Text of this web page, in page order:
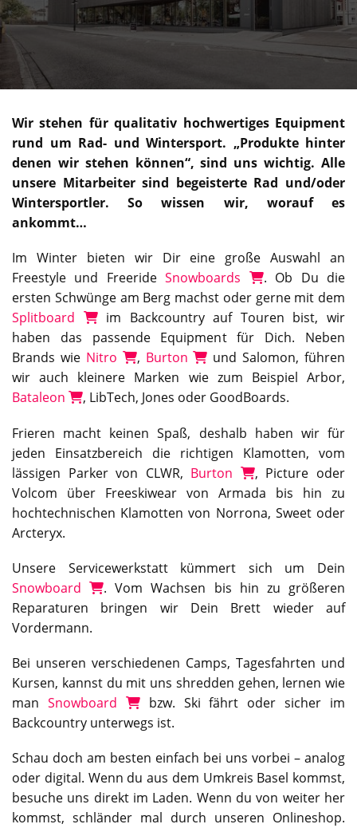
Wir stehen für qualitativ hochwertiges Equipment
rund um Rad- und Wintersport. „Produkte hinter
denen wir stehen können“, sind uns wichtig. Alle
unsere Mitarbeiter sind begeisterte Rad und/oder
Wintersportler. So wissen wir, worauf es
ankommt…
Im Winter bieten wir Dir eine große Auswahl an
Freestyle und FreerideSnowboards
. Ob Du die
ersten Schwünge am Berg machst oder gerne mit dem
Splitboard
im Backcountry auf Touren bist, wir
haben das passende Equipment für Dich. Neben
Brands wie Nitro , Burton
und Salomon, führen
wir auch kleinere Marken wie zum Beispiel Arbor,
Bataleon
, LibTech, Jones oder GoodBoards.
Frieren macht keinen Spaß, deshalb haben wir für
jeden Einsatzbereich die richtigen Klamotten, vom
lässigen Parker von CLWR, Burton
, Picture oder
Volcom über Freeskiwear von Armada bis hin zu
hochtechnischen Klamotten von Norrona, Sweet oder
Arcteryx.
Unsere Servicewerkstatt kümmert sich um Dein
Snowboard
. Vom Wachsen bis hin zu größeren
Reparaturen bringen wir Dein Brett wieder auf
Vordermann.
Bei unseren verschiedenen Camps, Tagesfahrten und
Kursen, kannst du mit uns shredden gehen, lernen wie
man Snowboard
bzw. Ski fährt oder sicher im
Backcountry unterwegs ist.
Schau doch am besten einfach bei uns vorbei – analog
oder digital. Wenn du aus dem Umkreis Basel kommst,
besuche uns direkt im Laden. Wenn du von weiter her
kommst, schländer mal durch unseren Onlineshop.